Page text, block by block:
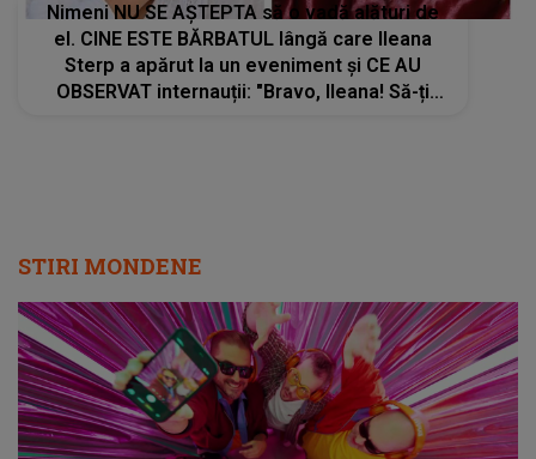
Nimeni NU SE AȘTEPTA să o vadă alături de
el. CINE ESTE BĂRBATUL lângă care Ileana
Sterp a apărut la un eveniment și CE AU
OBSERVAT internauții: "Bravo, Ileana! Să-ți
STIRI MONDENE